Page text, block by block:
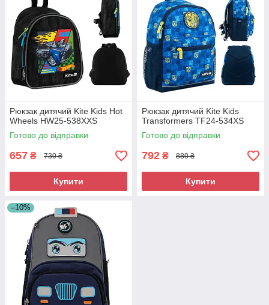
Рюкзак дитячий Kite Kids Hot
Wheels HW25-538XXS
Готово до відправки
657 ₴ 730 ₴
Купити
Рюкзак дитячий Kite Kids
Transformers TF24-534XS
Готово до відправки
792 ₴ 880 ₴
Купити
–10%